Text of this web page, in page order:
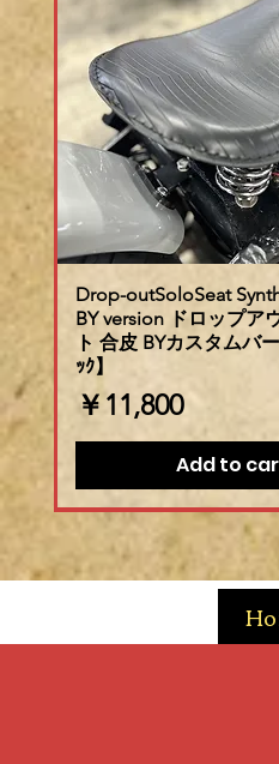
Drop-outSoloSeat
BY version ドロップア
ト 合皮 BYカスタムバ
ｯｸ】
価格
￥11,800
Add to